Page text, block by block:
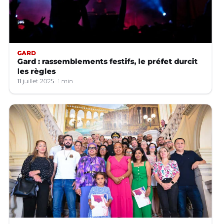
GARD
Gard : rassemblements festifs, le préfet durcit
les règles
11 juillet 2025 1 min